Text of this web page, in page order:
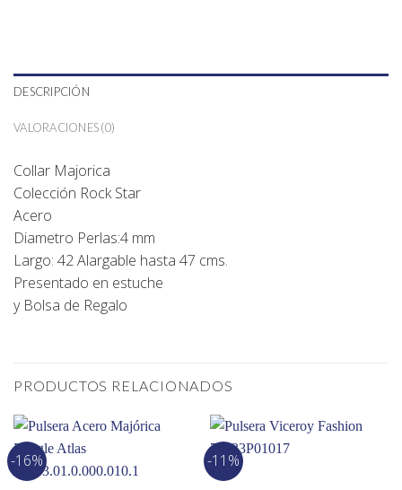
DESCRIPCIÓN
VALORACIONES (0)
Collar Majorica
Colección Rock Star
Acero
Diametro Perlas:4 mm
Largo: 42 Alargable hasta 47 cms.
Presentado en estuche
y Bolsa de Regalo
PRODUCTOS RELACIONADOS
-16% -11%